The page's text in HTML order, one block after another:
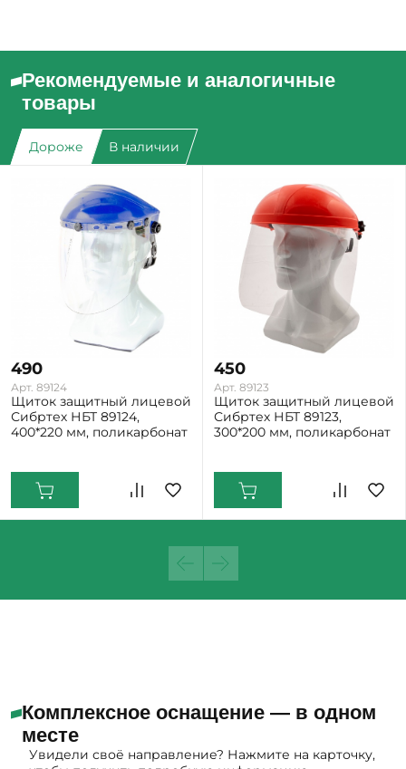
Рекомендуемые и аналогичные
товары
Дороже В наличии
490
Арт. 89124
Щиток защитный лицевой
Сибртех НБТ 89124,
400*220 мм, поликарбонат
450
Арт. 89123
Щиток защитный лицевой
Сибртех НБТ 89123,
300*200 мм, поликарбонат
Комплексное оснащение — в одном
месте
Увидели своё направление? Нажмите на карточку,